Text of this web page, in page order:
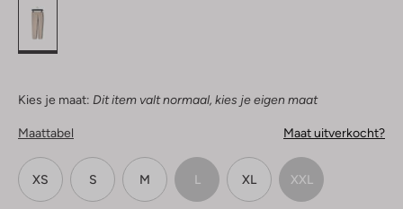
Kies je maat: Dit item valt normaal, kies je eigen maat
Maattabel Maat uitverkocht?
XS S M L XL XXL